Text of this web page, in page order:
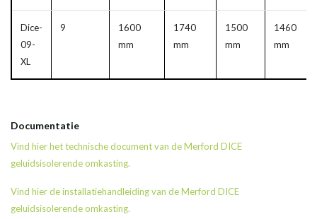
Dice-
09-
XL
9
1600
mm
1740
mm
1500
mm
1460
mm
Documentatie
Vind hier het technische document van de Merford DICE
geluidsisolerende omkasting.
Vind hier de installatiehandleiding van de Merford DICE
geluidsisolerende omkasting.